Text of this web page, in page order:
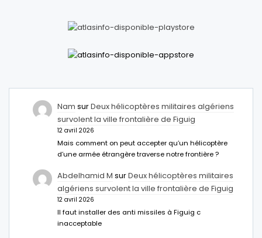
Nam surDeux hélicoptères militaires algériens
survolent la ville frontalière de Figuig
12 avril 2026
Mais comment on peut accepter qu’un hélicoptère
d’une armée étrangère traverse notre frontière ?
Abdelhamid M surDeux hélicoptères militaires
algériens survolent la ville frontalière de Figuig
12 avril 2026
Il faut installer des anti missiles à Figuig c
inacceptable